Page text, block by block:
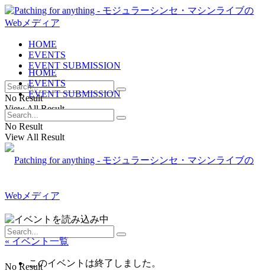
HOME
EVENTS
EVENT SUBMISSION
No Result
View All Result
HOME
EVENTS
EVENT SUBMISSION
No Result
View All Result
No Result
« イベント一覧
このイベントは終了しました。